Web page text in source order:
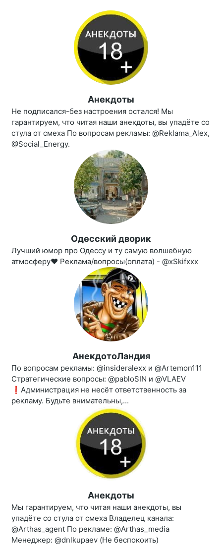
Анекдоты
Не подписался-без настроения остался! Мы
гарантируем, что читая наши анекдоты, вы упадёте со
стула от смеха По вопросам рекламы: @Reklama_Alex,
@Social_Energy.
Одесский дворик
Лучший юмор про Одессу и ту самую волшебную
атмосферу❤ Реклама/вопросы(оплата) - @xSkifxxx
АнекдотоЛандия
По вопросам рекламы: @insideralexx и @Artemon111
Стратегические вопросы: @pabloSIN и @VLAEV
❗️Администрация не несёт ответственность за
рекламу. Будьте внимательны,...
Анекдоты
Мы гарантируем, что читая наши анекдоты, вы
упадёте со стула от смеха Владелец канала:
@Arthas_agent По рекламе: @Arthas_media
Менеджер: @dnlkupaev (Не беспокоить)